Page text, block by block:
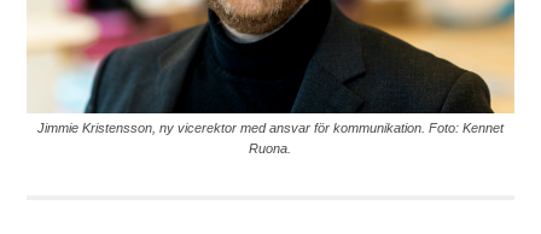
Jimmie Kristensson, ny vicerektor med ansvar för kommunikation. Foto: Kennet
Ruona.